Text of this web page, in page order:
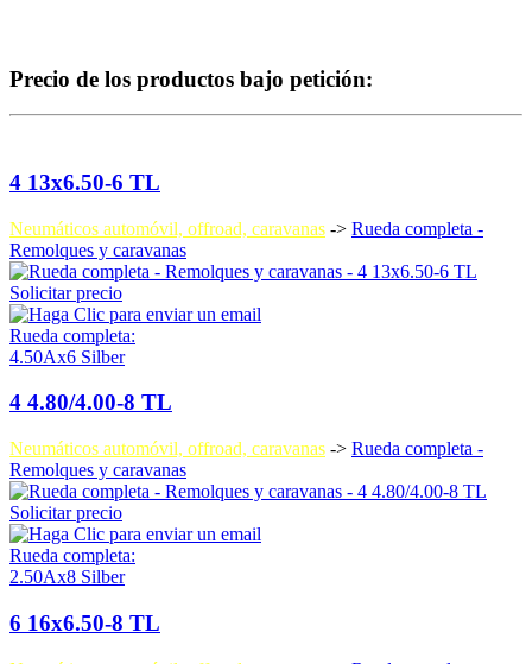
Precio de los productos bajo petición:
4 13x6.50-6 TL
Neumáticos automóvil, offroad, caravanas -> Rueda completa -
Remolques y caravanas
Solicitar precio
Rueda completa:
4.50Ax6 Silber
4 4.80/4.00-8 TL
Neumáticos automóvil, offroad, caravanas -> Rueda completa -
Remolques y caravanas
Solicitar precio
Rueda completa:
2.50Ax8 Silber
6 16x6.50-8 TL